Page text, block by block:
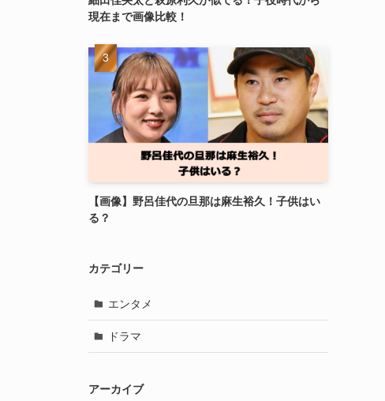
現在まで画像比較！
【画像】野呂佳代の旦那は麻生裕久！子供はい
る？
カテゴリー
エンタメ
ドラマ
アーカイブ